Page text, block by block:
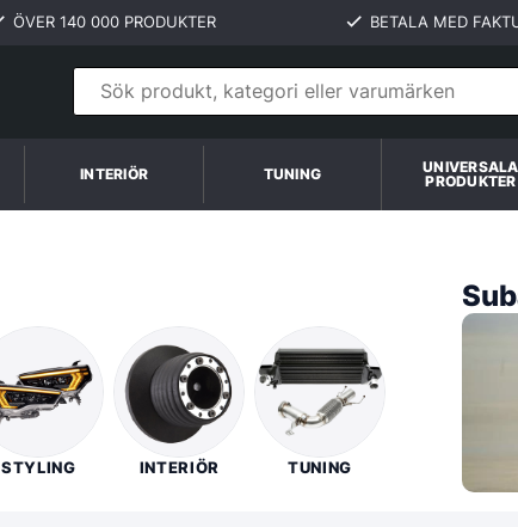
ÖVER 140 000 PRODUKTER BETALA MED
INTERIÖR TUNING
UNIVERSALA
PRODUKTER
STYLING INTERIÖR TUNING